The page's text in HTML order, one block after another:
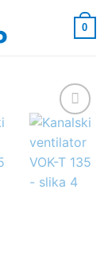
0
Add to
wishlist